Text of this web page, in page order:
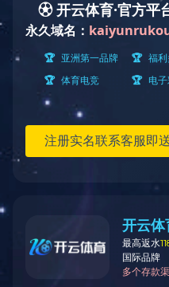
您的位置：首页-名匠档案- 高级职称
高级职称